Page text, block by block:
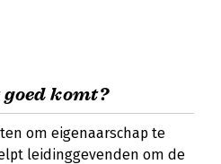
komt?
om eigenaarschap te
leidinggevenden om de